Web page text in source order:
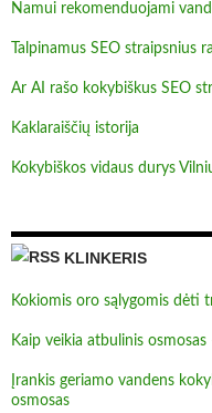
Namui rekomenduojami
Talpinamus SEO straipsnius
Ar AI rašo kokybiškus SEO
Kaklaraiščių istorija
Kokybiškos vidaus durys
KLINKERIS
Kokiomis oro sąlygomis dėti
Kaip veikia atbulinis
Įrankis geriamo vandens
osmosas